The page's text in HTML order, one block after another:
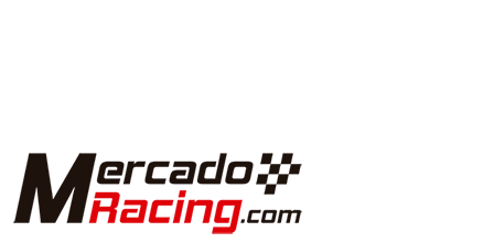
Porsche
Skoda
OTRAS MARCAS